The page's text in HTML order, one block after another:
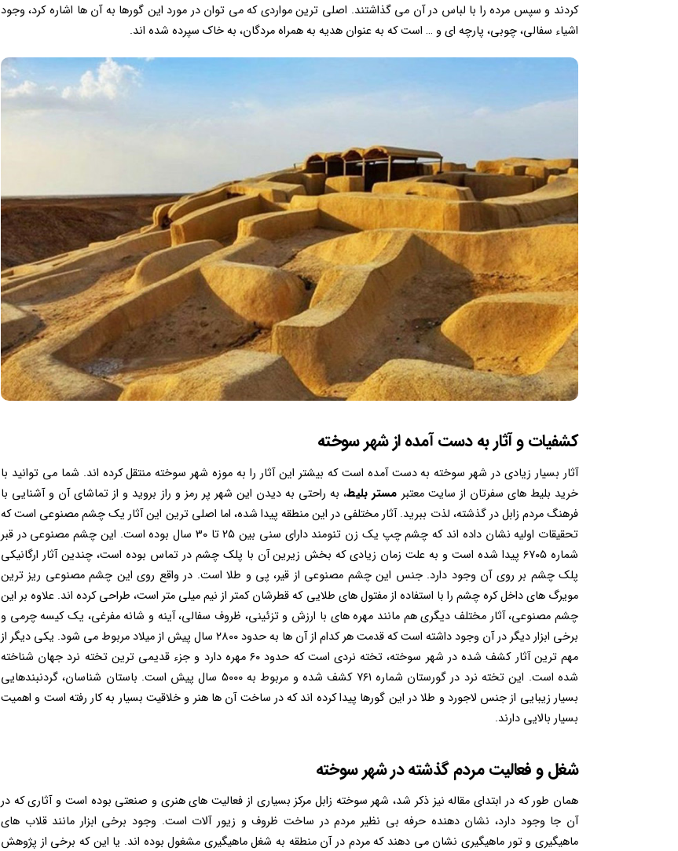
کردند و سپس مرده را با لباس در آن می ‌گذاشتند. اصلی ترین مواردی که می توان در مورد این گورها به آن ها اشاره کرد، وجود
اشیاء سفالی، چوبی، پارچه ای و … است که به عنوان هدیه به همراه مردگان، به خاک سپرده شده اند.
کشفیات و آثار به دست آمده از شهر سوخته
آثار بسیار زیادی در شهر سوخته به دست آمده است که بیشتر این آثار را به موزه شهر سوخته منتقل کرده اند. شما می توانید با
خرید بلیط های سفرتان از سایت معتبر مستر بلیط، به راحتی به دیدن این شهر پر رمز و راز بروید و از تماشای آن و آشنایی با
فرهنگ مردم زابل در گذشته، لذت ببرید. آثار مختلفی در این منطقه پیدا شده، اما اصلی ترین این آثار یک چشم مصنوعی است که
تحقیقات اولیه نشان داده اند که چشم چپ یک زن تنومند دارای سنی بین ۲۵ تا ۳۰ سال بوده است. این چشم مصنوعی در قبر
شماره ۶۷۰۵ پیدا شده است و به علت زمان زیادی که بخش زیرین آن با پلک چشم در تماس بوده ‌است، چندین آثار ارگانیکی
پلک چشم بر روی آن وجود دارد. جنس این چشم مصنوعی از قیر، پی و طلا است. در واقع روی این چشم مصنوعی ریز ترین
مویرگ ‌های داخل کره چشم را با استفاده از مفتول ‌های طلایی که قطرشان کمتر از نیم میلی‌ متر است، طراحی کرده اند. علاوه بر این
چشم مصنوعی، آثار مختلف دیگری هم مانند مهره های با ارزش و تزئینی، ظروف‌ سفالی، آینه و شانه مفرغی، یک کیسه چرمی و
برخی ابزار دیگر در آن وجود داشته است که قدمت هر کدام از آن ها به حدود ۲۸۰۰ سال پیش از میلاد مربوط می شود. یکی دیگر از
مهم ترین آثار کشف شده در شهر سوخته، تخته نردی است که حدود ۶۰ مهره دارد و جزء قدیمی ‌ترین تخته نرد جهان شناخته
شده است. این تخته نرد در گورستان شماره ۷۶۱ کشف شده و مربوط به ۵۰۰۰ سال پیش است. باستان شناسان، گردنبندهایی
بسیار زیبایی از جنس لاجورد و طلا در این گورها پیدا کرده اند که در ساخت آن ها هنر و خلاقیت بسیار به کار رفته است و اهمیت
بسیار بالایی دارند.
شغل و فعالیت مردم گذشته در شهر سوخته
همان طور که در ابتدای مقاله نیز ذکر شد، شهر سوخته زابل مرکز بسیاری از فعالیت‌ های هنری و صنعتی بوده است و آثاری که در
آن جا وجود دارد، نشان دهنده حرفه بی نظیر مردم در ساخت ظروف و زیور آلات است. وجود برخی ابزار مانند قلاب های
ماهیگیری و تور ماهیگیری نشان می دهند که مردم در آن منطقه به شغل ماهیگیری مشغول بوده اند. یا این که برخی از پژوهش